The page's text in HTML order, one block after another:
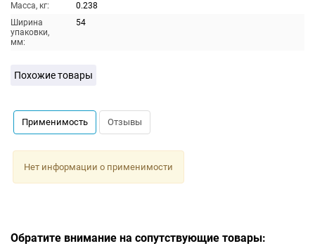
Масса, кг:
0.238
Ширина
упаковки,
мм:
54
Похожие товары
Применимость Отзывы
Нет информации о применимости
Обратите внимание на сопутствующие товары: